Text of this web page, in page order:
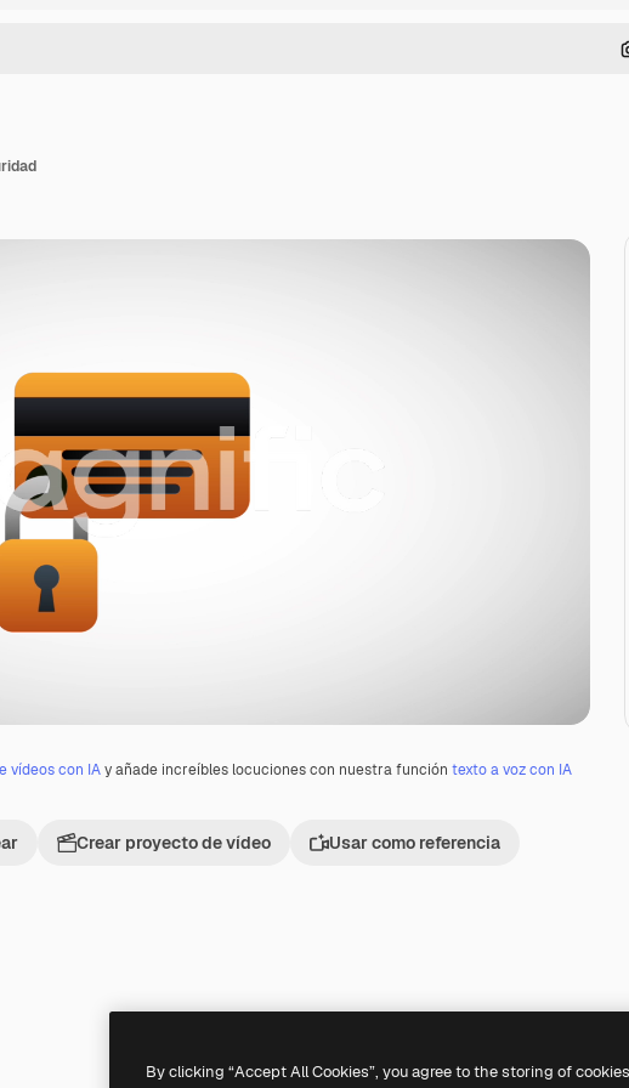
vídeos con IAy añade increíbles locuciones con nuestra función texto a voz con IA
Crear proyecto de vídeo Usar como referencia
By clicking “Accept All Cookies”, you agree to the storing of